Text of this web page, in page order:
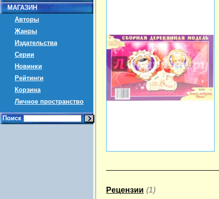
МАГАЗИН
Авторы
Жанры
Издательства
Серии
Новинки
Рейтинги
Корзина
Личное пространство
Поиск
Рецензии (1)